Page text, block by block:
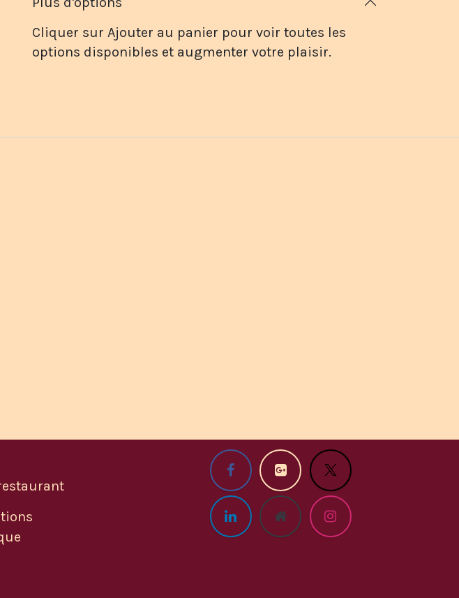
Cliquer sur Ajouter au panier pour voir toutes les
options disponibles et augmenter votre plaisir.